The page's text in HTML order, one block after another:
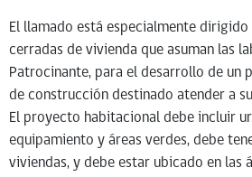
El llamado está especialmente
cerradas de vivienda que asuman las
Patrocinante, para el desarrollo de un
de construcción destinado atender a
El proyecto habitacional debe incluir
equipamiento y áreas verdes, debe
viviendas, y debe estar ubicado en las